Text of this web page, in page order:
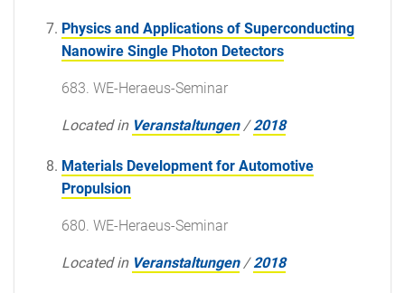
Physics and Applications of Superconducting
Nanowire Single Photon Detectors
683. WE-Heraeus-Seminar
Located in Veranstaltungen /2018
Materials Development for Automotive
Propulsion
680. WE-Heraeus-Seminar
Located in Veranstaltungen /2018